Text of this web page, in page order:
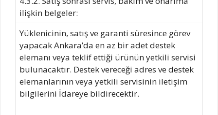
ilişkin belgeler:
Yüklenicinin, satış ve garanti süresince görev
yapacak Ankara’da en az bir adet destek
elemanı veya teklif ettiği ürünün yetkili servisi
bulunacaktır. Destek vereceği adres ve destek
elemanlarının veya yetkili servisinin iletişim
bilgilerini İdareye bildirecektir.